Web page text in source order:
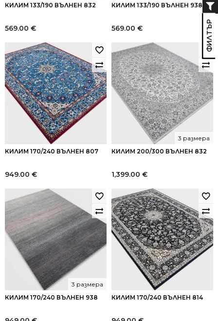
КИЛИМ 133/190 ВЪЛНЕН 832
569.00 €
КИЛИМ 133/190 ВЪЛНЕН 938
569.00 €
КИЛИМ 170/240 ВЪЛНЕН 807
949.00 €
КИЛИМ 200/300 ВЪЛНЕН 832
3 размера
1,399.00 €
КИЛИМ 170/240 ВЪЛНЕН 938
3 размера
КИЛИМ 170/240 ВЪЛНЕН 814